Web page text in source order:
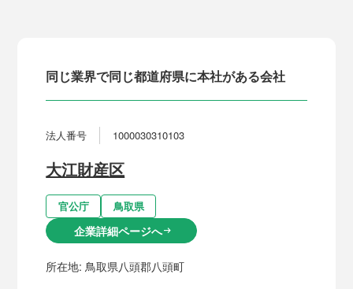
同じ業界で同じ都道府県に本社がある会社
法人番号 1000030310103
大江財産区
官公庁 鳥取県
企業詳細ページへarrow_right_alt
所在地: 鳥取県八頭郡八頭町